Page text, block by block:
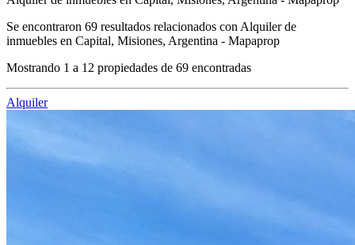
Se encontraron 69 resultados relacionados con Alquiler de
inmuebles en Capital, Misiones, Argentina - Mapaprop
Mostrando 1 a 12 propiedades de 69 encontradas
Alquiler